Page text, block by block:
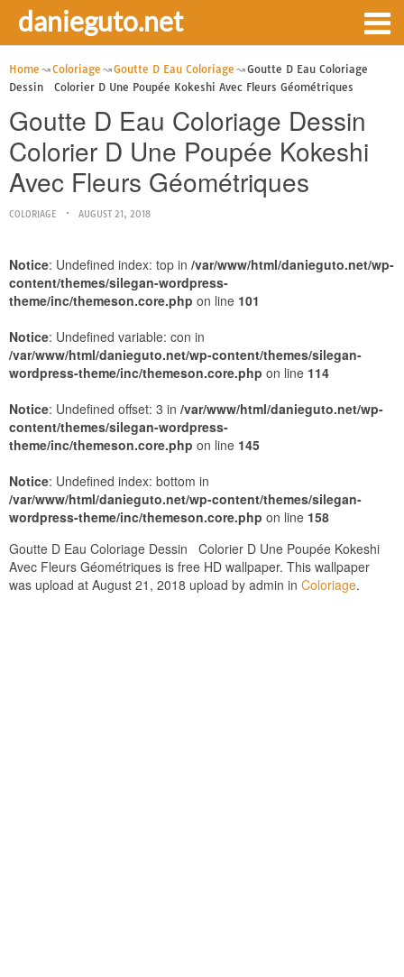
danieguto.net
Home Coloriage Goutte D Eau Coloriage
Goutte D Eau Coloriage
Dessin Colorier D Une Poupée Kokeshi Avec Fleurs Géométriques
Goutte D Eau Coloriage Dessin
Colorier D Une Poupée Kokeshi
Avec Fleurs Géométriques
COLORIAGE AUGUST 21, 2018
Notice: Undefined index: top in /var/www/html/danieguto.net/wp-
content/themes/silegan-wordpress-
theme/inc/themeson.core.php on line 101
Notice: Undefined variable: con in
/var/www/html/danieguto.net/wp-content/themes/silegan-
wordpress-theme/inc/themeson.core.php on line 114
Notice: Undefined offset: 3 in /var/www/html/danieguto.net/wp-
content/themes/silegan-wordpress-
theme/inc/themeson.core.php on line 145
Notice: Undefined index: bottom in
/var/www/html/danieguto.net/wp-content/themes/silegan-
wordpress-theme/inc/themeson.core.php on line 158
Goutte D Eau Coloriage Dessin Colorier D Une Poupée Kokeshi
Avec Fleurs Géométriques is free HD wallpaper. This wallpaper
was upload at August 21, 2018 upload by admin in Coloriage.